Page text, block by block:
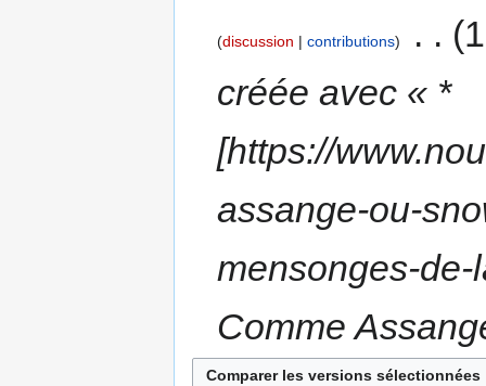
discussion contributions
créée avec « *
[https://
assange-ou-
mensonges-
Comme